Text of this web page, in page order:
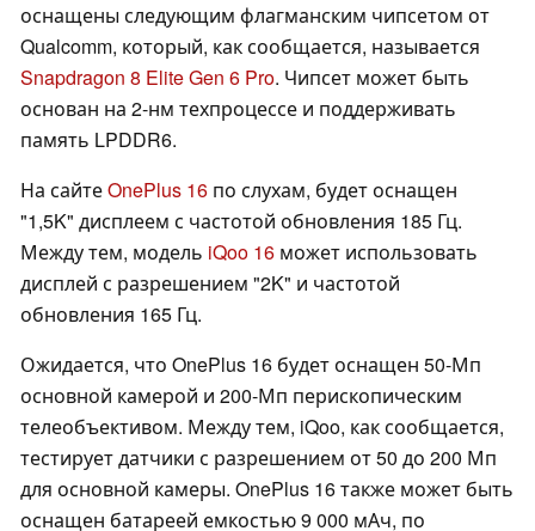
оснащены следующим флагманским чипсетом от
Qualcomm, который, как сообщается, называется
Snapdragon 8 Elite Gen 6 Pro. Чипсет может быть
основан на 2-нм техпроцессе и поддерживать
память LPDDR6.
На сайтеOnePlus 16 по слухам, будет оснащен
"1,5K" дисплеем с частотой обновления 185 Гц.
Между тем, модель iQoo 16 может использовать
дисплей с разрешением "2K" и частотой
обновления 165 Гц.
Ожидается, что OnePlus 16 будет оснащен 50-Мп
основной камерой и 200-Мп перископическим
телеобъективом. Между тем, iQoo, как сообщается,
тестирует датчики с разрешением от 50 до 200 Мп
для основной камеры. OnePlus 16 также может быть
оснащен батареей емкостью 9 000 мАч, по